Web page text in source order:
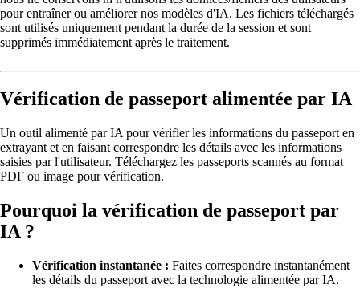
pour entraîner ou améliorer nos modèles d'IA. Les fichiers téléchargés
sont utilisés uniquement pendant la durée de la session et sont
supprimés immédiatement après le traitement.
Vérification de passeport alimentée par IA
Un outil alimenté par IA pour vérifier les informations du passeport en
extrayant et en faisant correspondre les détails avec les informations
saisies par l'utilisateur. Téléchargez les passeports scannés au format
PDF ou image pour vérification.
Pourquoi la vérification de passeport par
IA ?
Vérification instantanée : Faites correspondre instantanément
les détails du passeport avec la technologie alimentée par IA.